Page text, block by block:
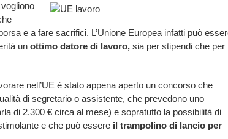
e a fare sacrifici. L’Unione Europea infatti può
un ottimo datore di lavoro, sia per stipendi che per
nell’UE è stato appena aperto un concorso che
di segretario o assistente, che prevedono uno
di 2.300 € circa al mese) e sopratutto la possibilità di
e che può essere il trampolino di lancio per